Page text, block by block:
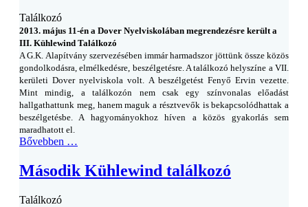
Találkozó
2013. május 11-én a Dover Nyelviskolában megrendezésre került a
III. Kühlewind Találkozó
A G.K. Alapítvány szervezésében immár harmadszor jöttünk össze közös
gondolkodásra, elmélkedésre, beszélgetésre. A találkozó helyszíne a VII.
kerületi Dover nyelviskola volt. A beszélgetést Fenyő Ervin vezette.
Mint mindig, a találkozón nem csak egy színvonalas előadást
hallgathattunk meg, hanem maguk a résztvevők is bekapcsolódhattak a
beszélgetésbe. A hagyományokhoz híven a közös gyakorlás sem
maradhatott el.
Bővebben …
Második Kühlewind találkozó
Találkozó